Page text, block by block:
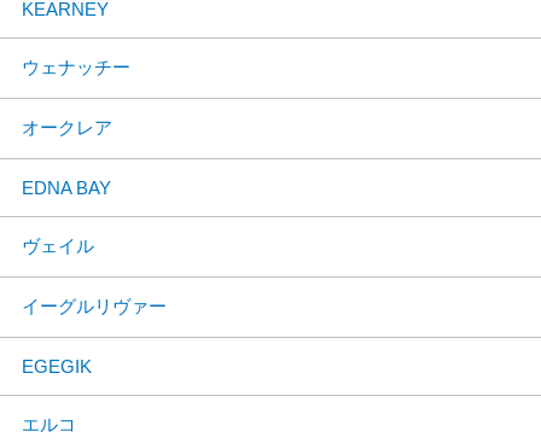
KEARNEY
ウェナッチー
オークレア
EDNA BAY
ヴェイル
イーグルリヴァー
EGEGIK
エルコ